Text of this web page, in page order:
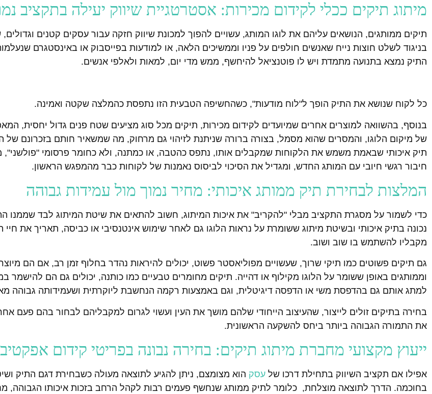
מיתוג תיקים ככלי לקידום מכירות: אסטרטגיית שיווק יעילה בתקציב
תיקים ממותגים, הנושאים עליהם את לוגו המותג, עשויים להפוך למכונת שיווק חזקה עבור עסקים קטנים
בניגוד לשלט חוצות נייח שאנשים חולפים על פניו וממשיכים הלאה, או למודעות בפייסבוק או באינסטגרם
התיק נמצא בתנועה מתמדת ויש לו פוטנציאל להיחשף, ממש מדי יום, למאות ולאלפי אנשים.
כל לקוח שנושא את התיק הופך ל"לוח מודעות", כשהחשיפה הטבעית הזו נתפסת כהמלצה שקטה ואמינה.
בנוסף, בהשוואה למוצרים אחרים שמיועדים לקידום מכירות, תיקים מכל סוג מציעים שטח פנים גדול יחסית,
של מיקום הלוגו, והמסרים שהוא מסמל, בצורה ברורה שניתנת לזיהוי גם מרחוק, מה שמשאיר חותם בזכרונם של
תיק איכותי שבאמת משמש את הלקוחות שמקבלים אותו, נתפס כהטבה, או כמתנה, ולא כחומר פרסומי "פולשני",
חיבור רגשי חיובי עם המותג החדש, ומגדיל את הסיכוי לביסוס נאמנות של לקוחות כבר מהמפגש הראשון.
המלצות לבחירת תיק ממותג איכותי: מחיר נמוך מול עמידות גבוהה
כדי לשמור על מסגרת התקציב מבלי "להקריב" את איכות המיתוג, חשוב להתאים את שיטת המיתוג לבד שממנו
נכונה בתיק איכותי ובשיטת מיתוג ששומרת על נראות הלוגו גם לאחר שימוש אינטנסיבי או כביסה, תאריך את חיי
מקבליו להשתמש בו שוב ושוב.
גם תיקים פשוטים כמו תיקי שרוך, שעשויים מפוליאסטר פשוט, יכולים להיראות נהדר בחלוף זמן רב, אם הם
וממותגים באופן ששומר על הלוגו מקילוף או דהייה. תיקים מחומרים טבעיים כמו כותנה, יכולים גם הם להישמר
למתג אותם גם בהדפסת משי או הדפסה דיגיטלית, וגם באמצעות רקמה הנחשבת ליוקרתית ושעמידותה גבוהה
בחירה בתיקים זולים לייצור, שהעיצוב הייחודי שלהם מושך את העין ועשוי לגרום למקבליהם לבחור בהם פעם
את התמורה הגבוהה ביותר ביחס להשקעה הראשונית.
ייעוץ מקצועי מחברת מיתוג תיקים: בחירה נבונה בפריטי קידום
אפילו אם תקציב השיווק בתחילת דרכו של עסק הוא מצומצם, ניתן להגיע לתוצאה מעולה כשבחירת דגם התיק
בחוכמה. הדרך לתוצאה מוצלחת, כלומר לתיק ממותג שנחשף פעמים רבות לקהל הרחב בזכות איכותו הגבוהה,